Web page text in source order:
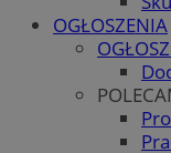
OGŁOSZENIA